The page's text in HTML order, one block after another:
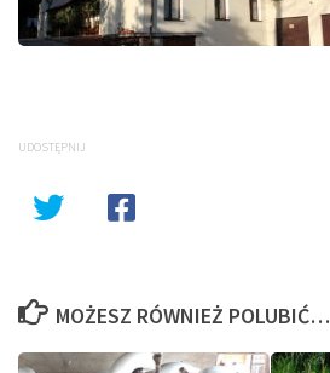
UDOSTĘPNIJ
MOŻESZ RÓWNIEŻ POLUBIĆ…